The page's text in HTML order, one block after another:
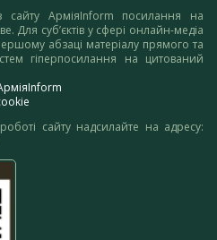
сайту АрміяInform посилання на
Для суб’єктів у сфері онлайн-медіа
абзаці матеріалу прямого та
гіперпосилання на цитований
сайту надсилайте на адресу: